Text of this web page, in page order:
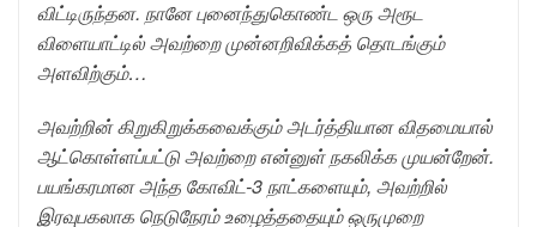
விட்டிருந்தன. நானே புனைந்துகொண்ட ஒரு அரூட
விளையாட்டில் அவற்றை முன்னறிவிக்கத் தொடங்கும்
அளவிற்கும்…
அவற்றின் கிறுகிறுக்கவைக்கும் அடர்த்தியான விதமையால்
ஆட்கொள்ளப்பட்டு அவற்றை என்னுள் நகலிக்க முயன்றேன்.
பயங்கரமான அந்த கோவிட்-3 நாட்களையும், அவற்றில்
இரவுபகலாக நெடுநேரம் உழைத்ததையும் ஒருமுறை